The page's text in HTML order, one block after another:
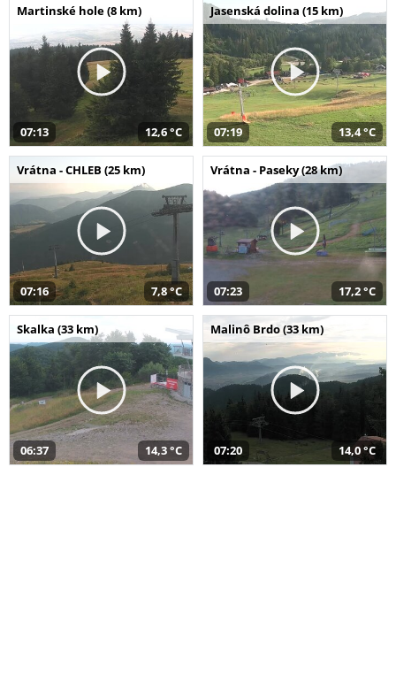
Martinské hole (8 km)
07:13 12,6 °C
Jasenská dolina (15 km)
07:19 13,4 °C
Vrátna - CHLEB (25 km)
07:16 7,8 °C
Vrátna - Paseky (28 km)
07:23 17,2 °C
Skalka (33 km)
06:37 14,3 °C
Malinô Brdo (33 km)
07:20 14,0 °C